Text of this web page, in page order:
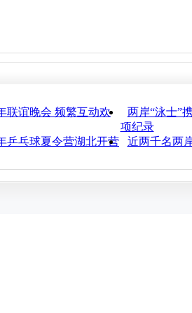
联谊晚会 频繁互动欢
两岸“泳士”
项纪录
乒乓球夏令营湖北开营
近两千名两